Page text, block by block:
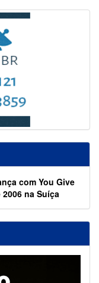
com You Give
na Suíça